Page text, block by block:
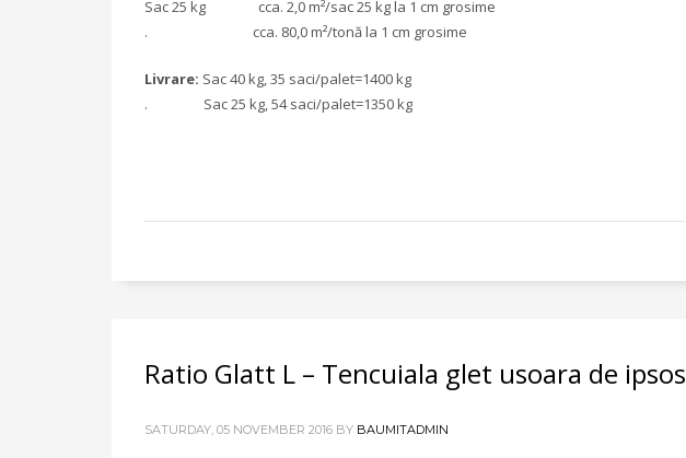
Sac 25 kg cca. 2,0 m²/sac 25 kg la 1 cm grosime
. cca. 80,0 m²/tonă la 1 cm grosime
Livrare: Sac 40 kg, 35 saci/palet=1400 kg
. Sac 25 kg, 54 saci/palet=1350 kg
Ratio Glatt L – Tencuiala glet usoara de ipsos
SATURDAY, 05 NOVEMBER 2016 BY BAUMITADMIN